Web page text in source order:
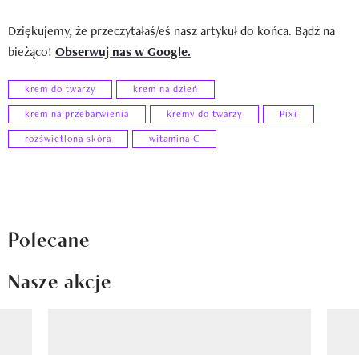
Dziękujemy, że przeczytałaś/eś nasz artykuł do końca. Bądź na
bieżąco! Obserwuj nas w Google.
krem do twarzy
krem na dzień
krem na przebarwienia
kremy do twarzy
Pixi
rozświetlona skóra
witamina C
Polecane
Nasze akcje